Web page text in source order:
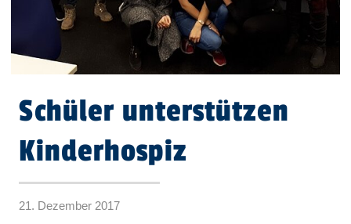
Schüler unterstützen
Kinderhospiz
21. Dezember 2017